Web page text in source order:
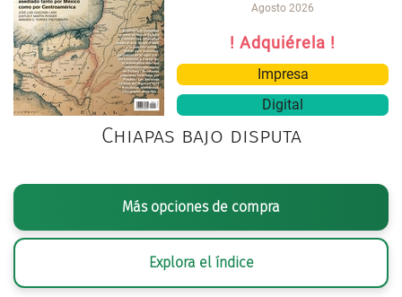
Agosto 2026
! Adquiérela !
Impresa
Digital
Chiapas bajo disputa
Más opciones de compra
Explora el índice